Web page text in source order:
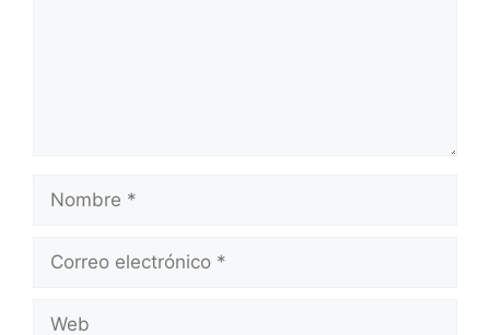
Nombre
Correo
Web